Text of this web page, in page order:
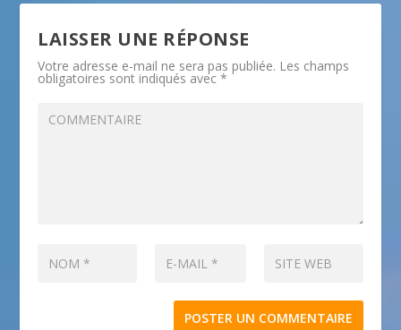
LAISSER UNE RÉPONSE
Votre adresse e-mail ne sera pas publiée. Les champs
obligatoires sont indiqués avec*